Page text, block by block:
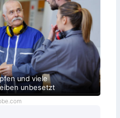
und viele
unbesetzt